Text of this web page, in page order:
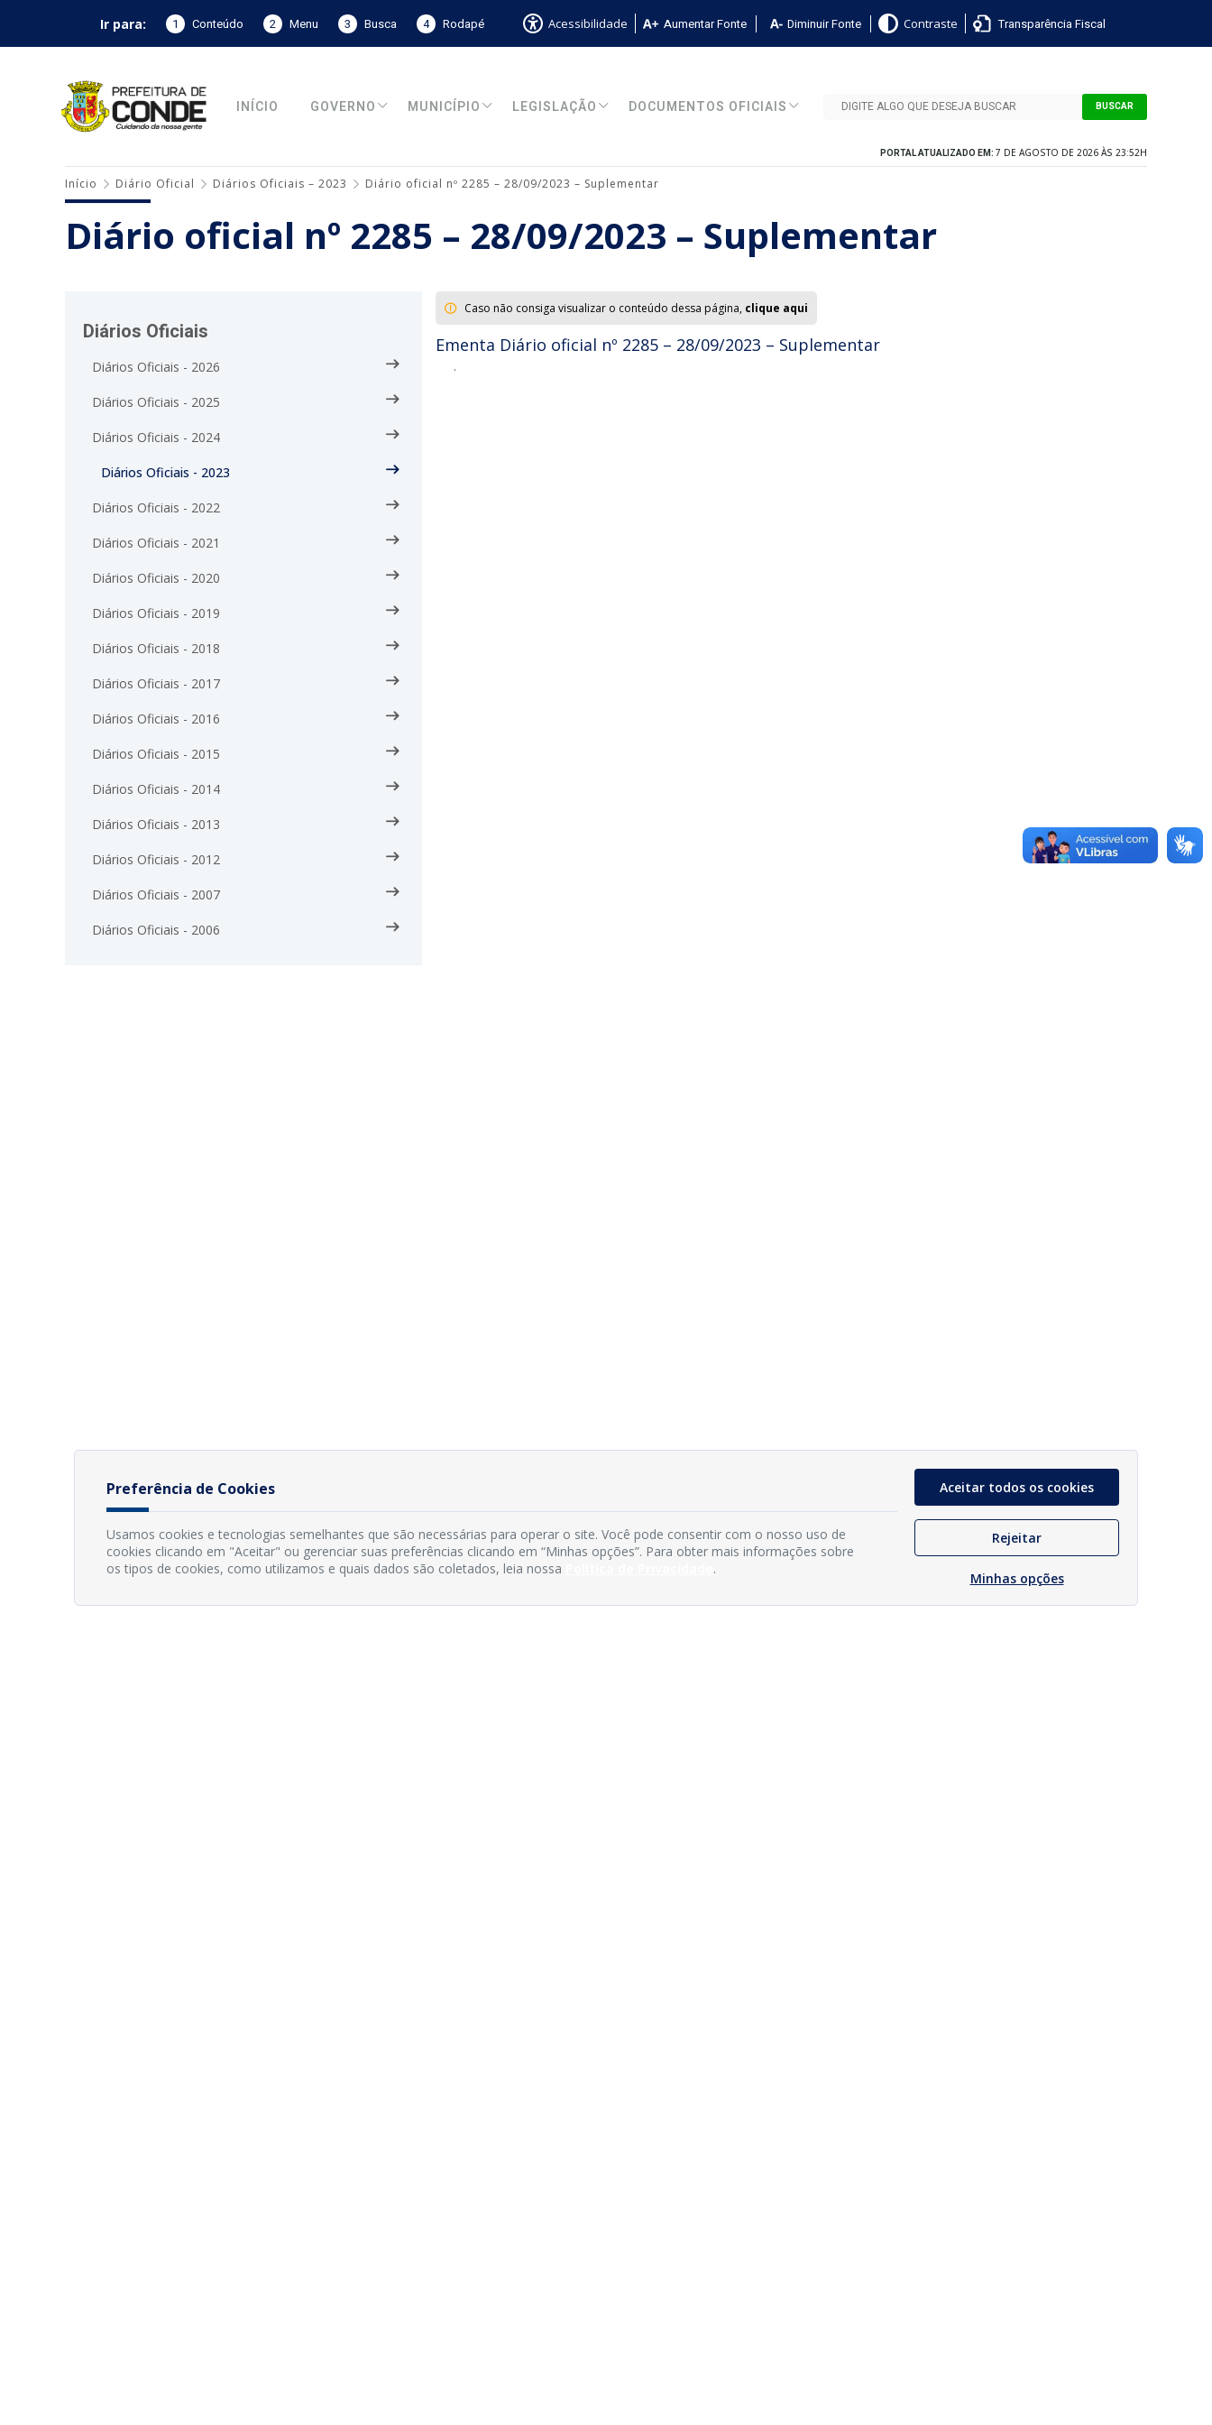
Ir para: 1 Conteúdo 2 Menu 3 Busca 4 Rodapé Acessibilidade Aumentar Fonte Diminuir Fonte Contraste Transparência Fiscal
INÍCIO GOVERNO MUNICÍPIO LEGISLAÇÃO DOCUMENTOS OFICIAIS BUSCAR
PORTAL ATUALIZADO EM: 7 DE AGOSTO DE 2026 ÀS 23:52H
Início Diário Oficial Diários Oficiais – 2023 Diário oficial nº 2285 – 28/09/2023 – Suplementar
Diário oficial nº 2285 – 28/09/2023 – Suplementar
Diários Oficiais
Diários Oficiais - 2026
Diários Oficiais - 2025
Diários Oficiais - 2024
Diários Oficiais - 2023
Diários Oficiais - 2022
Diários Oficiais - 2021
Diários Oficiais - 2020
Diários Oficiais - 2019
Diários Oficiais - 2018
Diários Oficiais - 2017
Diários Oficiais - 2016
Diários Oficiais - 2015
Diários Oficiais - 2014
Diários Oficiais - 2013
Diários Oficiais - 2012
Diários Oficiais - 2007
Diários Oficiais - 2006
Caso não consiga visualizar o conteúdo dessa página, clique aqui
Ementa Diário oficial nº 2285 – 28/09/2023 – Suplementar
.
Preferência de Cookies
Usamos cookies e tecnologias semelhantes que são necessárias para operar o site. Você pode consentir com o nosso uso de
cookies clicando em "Aceitar" ou gerenciar suas preferências clicando em “Minhas opções”. Para obter mais informações sobre
os tipos de cookies, como utilizamos e quais dados são coletados, leia nossa
.
Aceitar todos os cookies
Rejeitar
Minhas opções